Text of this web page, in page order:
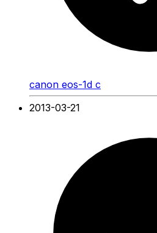
canon eos-1d c
2013-03-21